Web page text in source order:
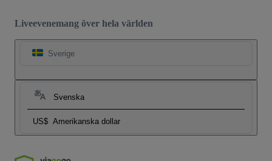
Liveevenemang över hela världen
Sverige
Svenska
US$ Amerikanska dollar